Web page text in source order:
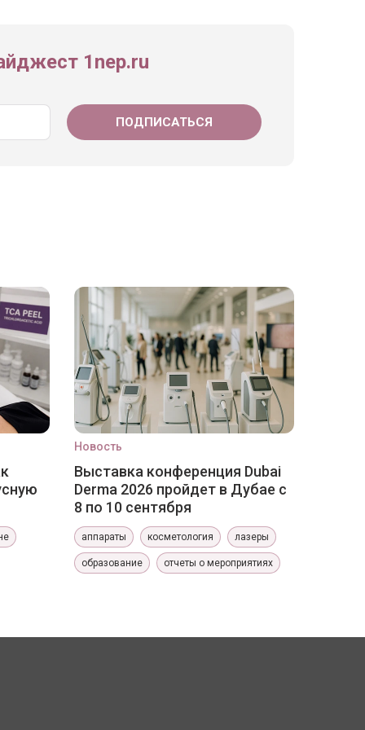
1nep.ru
Новость
Выставка конференция Dubai
Derma 2026 пройдет в Дубае с
8 по 10 сентября
аппараты косметология лазеры
образование отчеты о мероприятиях